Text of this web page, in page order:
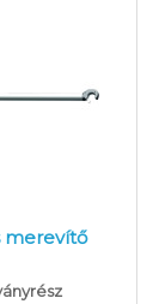
merevítő